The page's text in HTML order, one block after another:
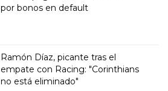
por bonos en default
Ramón Díaz, picante tras el
empate con Racing: "Corinthians
no está eliminado"